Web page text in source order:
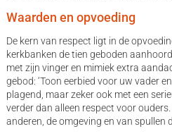
Waarden en opvoeding
De kern van respect ligt in de
kerkbanken de tien geboden
met zijn vinger en mimiek extra
gebod: ‘Toon eerbied voor uw vader
plagend, maar zeker ook met een
verder dan alleen respect voor
anderen, de omgeving en van spullen